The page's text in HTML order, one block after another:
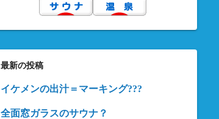
最新の投稿
イケメンの出汁＝マーキング???
全面窓ガラスのサウナ？